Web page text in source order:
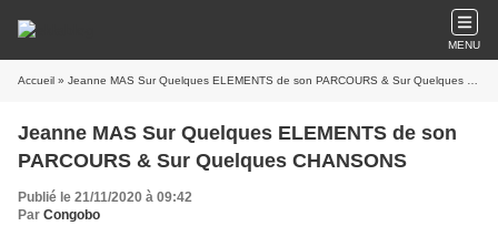
MENU
Accueil » Jeanne MAS Sur Quelques ELEMENTS de son PARCOURS & Sur Quelques CHANSONS
Jeanne MAS Sur Quelques ELEMENTS de son
PARCOURS & Sur Quelques CHANSONS
Publié le 21/11/2020 à 09:42
Par Congobo